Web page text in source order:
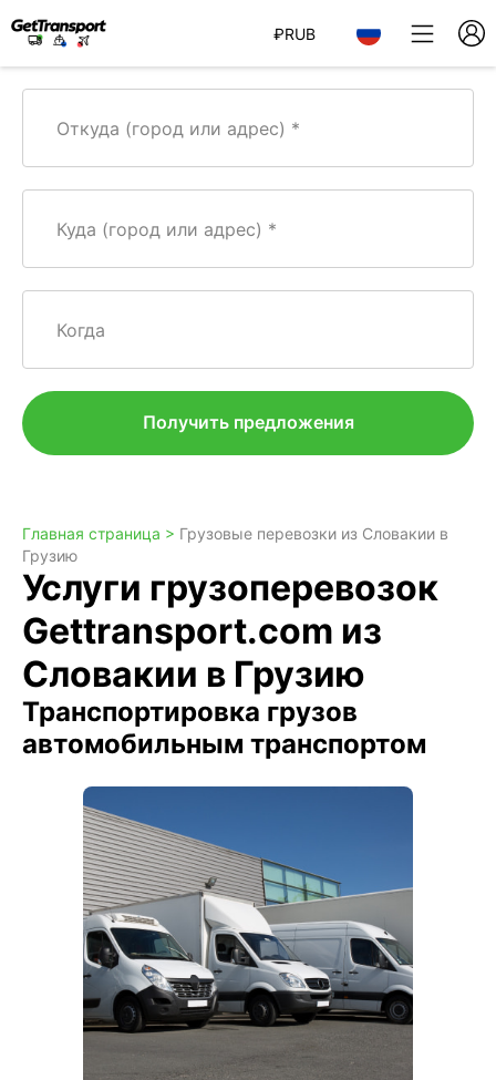
₽RUB
Откуда (город или адрес)
Куда (город или адрес)
Когда
Получить предложения
Главная страница > Грузовые перевозки из Словакии в
Грузию
Услуги грузоперевозок
Gettransport.com из
Словакии в Грузию
Транспортировка грузов
автомобильным транспортом